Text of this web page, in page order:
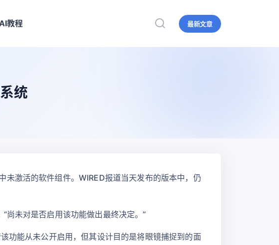
教程 最新文章
统
激活的软件组件。WIRED报道当天发布的版本中，仍
未对是否启用该功能做出最终决定。”
功能从未公开启用，但其设计目的是将眼镜捕捉到的面